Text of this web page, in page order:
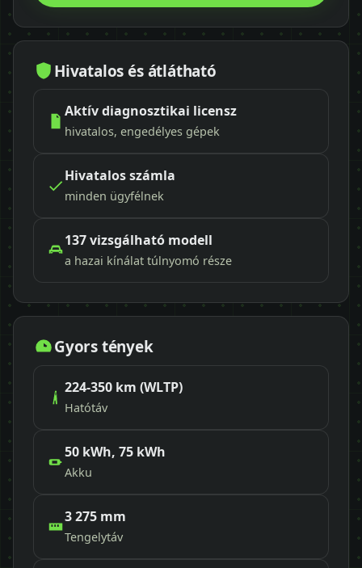
Hivatalos és átlátható
Aktív diagnosztikai licensz
hivatalos, engedélyes gépek
Hivatalos számla
minden ügyfélnek
137 vizsgálható modell
a hazai kínálat túlnyomó része
Gyors tények
224-350 km (WLTP)
Hatótáv
50 kWh, 75 kWh
Akku
3 275 mm
Tengelytáv